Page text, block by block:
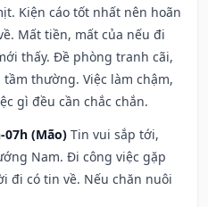
Kiện cáo tốt nhất nên hoãn
Mất tiền, mất của nếu đi
thấy. Đề phòng tranh cãi,
thường. Việc làm chậm,
gì đều cần chắc chắn.
07h (Mão) Tin vui sắp tới,
Nam. Đi công việc gặp
đi có tin về. Nếu chăn nuôi